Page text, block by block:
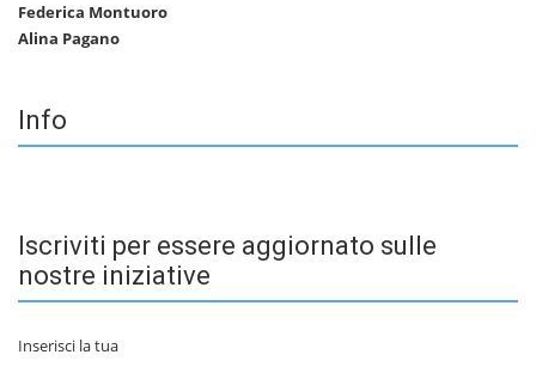
Federica Montuoro
Alina Pagano
Info
Iscriviti per essere aggiornato sulle
nostre iniziative
Inserisci la tua